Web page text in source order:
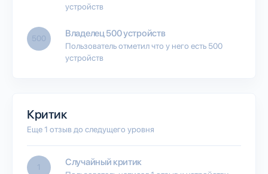
устройств
500 Владелец 500 устройств
Пользователь отметил что у него есть 500
устройств
Критик
Еще 1 отзыв до следущего уровня
1 Случайный критик